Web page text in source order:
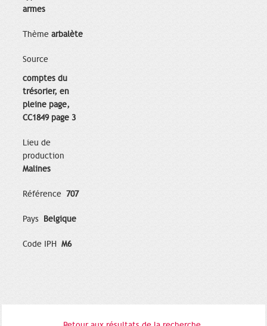
armes
Thème arbalète
Source
comptes du
trésorier, en
pleine page,
CC1849 page 3
Lieu de
production
Malines
Référence 707
Pays Belgique
Code IPH M6